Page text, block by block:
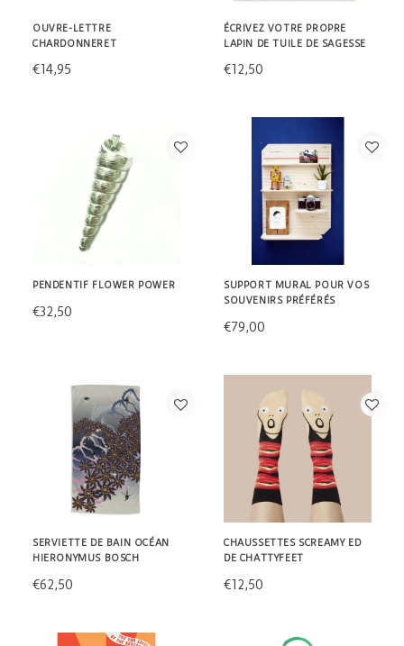
OUVRE-LETTRE
CHARDONNERET
€14,95
ÉCRIVEZ VOTRE PROPRE
LAPIN DE TUILE DE SAGESSE
€12,50
PENDENTIF FLOWER POWER
€32,50
SUPPORT MURAL POUR VOS
SOUVENIRS PRÉFÉRÉS
€79,00
SERVIETTE DE BAIN OCÉAN
HIERONYMUS BOSCH
€62,50
CHAUSSETTES SCREAMY ED
DE CHATTYFEET
€12,50